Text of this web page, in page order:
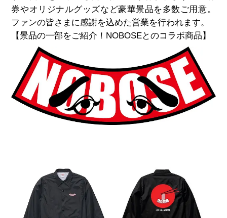
券やオリジナルグッズなど豪華景品を多数ご用意。
ファンの皆さまに感謝を込めた営業を行われます。
【景品の一部をご紹介！ NOBOSEとのコラボ商品】